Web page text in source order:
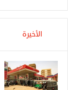
الأخيرة